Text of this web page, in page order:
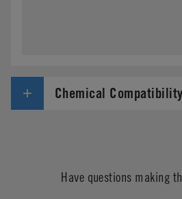
Chemical Compatibility
Have questions making